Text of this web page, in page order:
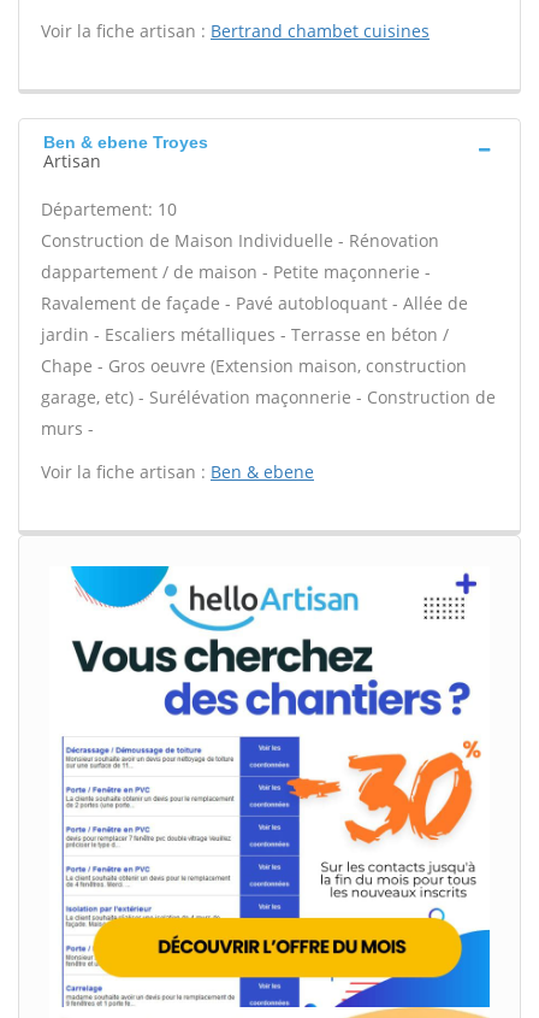
Voir la fiche artisan : Bertrand chambet cuisines
Ben & ebene Troyes
Artisan
Département: 10
Construction de Maison Individuelle - Rénovation
dappartement / de maison - Petite maçonnerie -
Ravalement de façade - Pavé autobloquant - Allée de
jardin - Escaliers métalliques - Terrasse en béton /
Chape - Gros oeuvre (Extension maison, construction
garage, etc) - Surélévation maçonnerie - Construction de
murs -
Voir la fiche artisan : Ben & ebene